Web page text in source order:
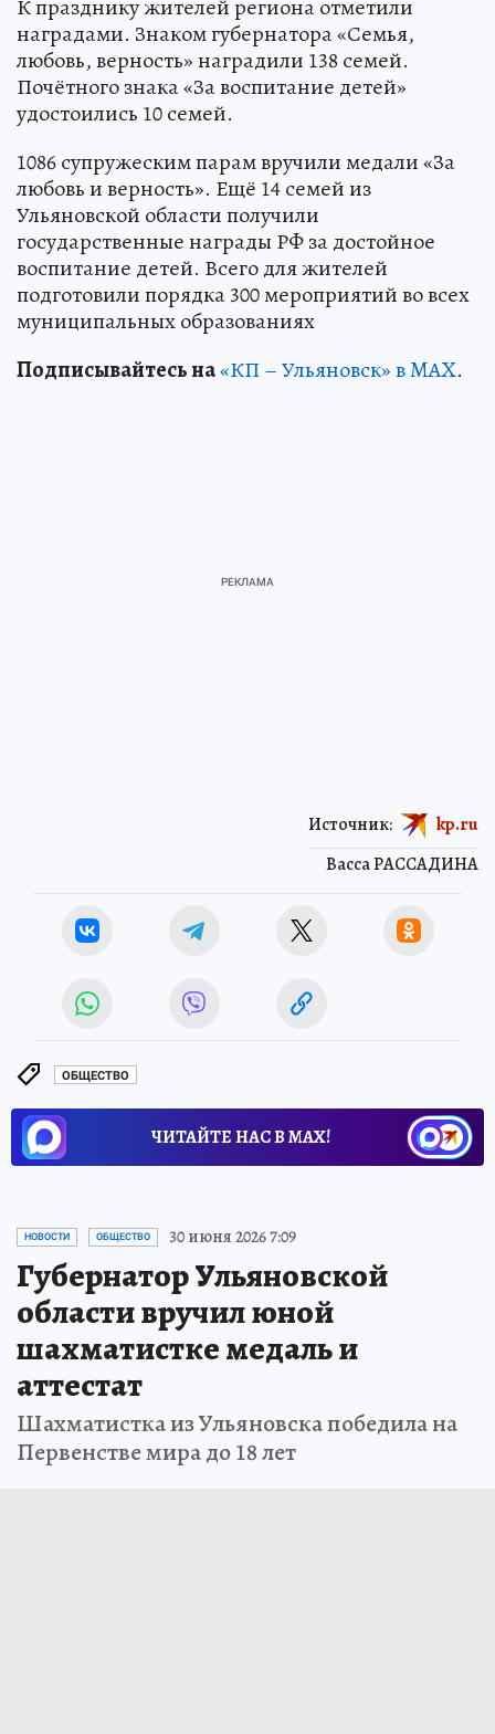
К празднику жителей региона отметили
наградами. Знаком губернатора «Семья,
любовь, верность» наградили 138 семей.
Почётного знака «За воспитание детей»
удостоились 10 семей.
1086 супружеским парам вручили медали «За
любовь и верность». Ещё 14 семей из
Ульяновской области получили
государственные награды РФ за достойное
воспитание детей. Всего для жителей
подготовили порядка 300 мероприятий во всех
муниципальных образованиях
Подписывайтесь на«КП – Ульяновск» в MAX.
Васса РАССАДИНА
Источник: kp.ru
ОБЩЕСТВО
ЧИТАЙТЕ НАС В МАХ!
НОВОСТИ ОБЩЕСТВО 30 июня 2026 7:09
Губернатор Ульяновской
области вручил юной
шахматистке медаль и
аттестат
Шахматистка из Ульяновска победила на
Первенстве мира до 18 лет